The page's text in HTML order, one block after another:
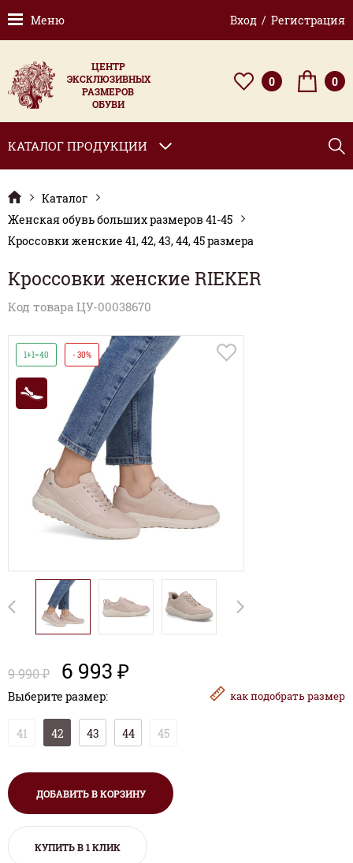
Меню Вход / Регистрация
ЦЕНТР
ЭКСКЛЮЗИВНЫХ
РАЗМЕРОВ
ОБУВИ
0 0
КАТАЛОГ ПРОДУКЦИИ
Каталог
Женская обувь больших размеров 41-45
Кроссовки женские 41, 42, 43, 44, 45 размера
Кроссовки женские RIEKER
Код товара ЦУ-00038670
1+1=40 - 30%
9 990 ₽ 6 993 ₽
Выберите размер: какподобрать размер
41 42 43 44 45
ДОБАВИТЬ В КОРЗИНУ
КУПИТЬ В 1 КЛИК